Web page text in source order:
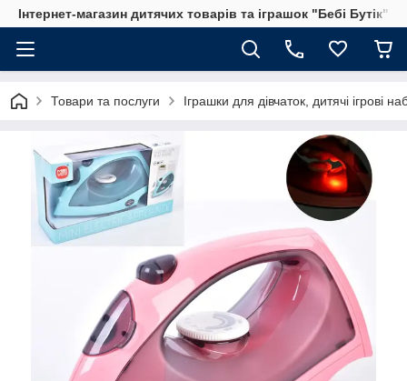
Інтернет-магазин дитячих товарів та іграшок "Бебі Бутік"
Товари та послуги Іграшки для дівчаток, дитячі ігрові